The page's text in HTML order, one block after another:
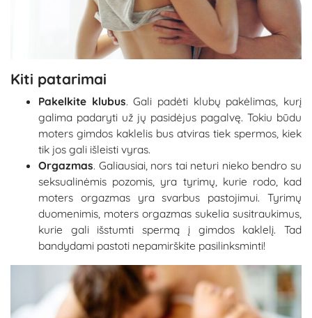
Kiti patarimai
Pakelkite klubus. Gali padėti klubų pakėlimas, kurį
galima padaryti už jų pasidėjus pagalvę. Tokiu būdu
moters gimdos kaklelis bus atviras tiek spermos, kiek
tik jos gali išleisti vyras.
Orgazmas. Galiausiai, nors tai neturi nieko bendro su
seksualinėmis pozomis, yra tyrimų, kurie rodo, kad
moters orgazmas yra svarbus pastojimui. Tyrimų
duomenimis, moters orgazmas sukelia susitraukimus,
kurie gali išstumti spermą į gimdos kaklelį. Tad
bandydami pastoti nepamirškite pasilinksminti!